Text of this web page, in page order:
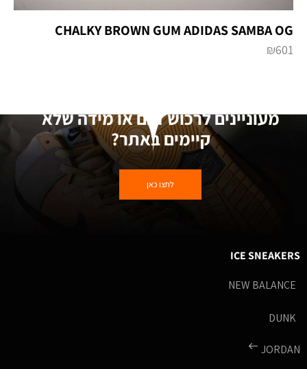
₪601
מעוניינים לרכוש דגם או מידה שלא
קיימים באתר?
לחצו כאן
ICE SNEAKERS
NEW BALANCE
DUNK
JORDAN